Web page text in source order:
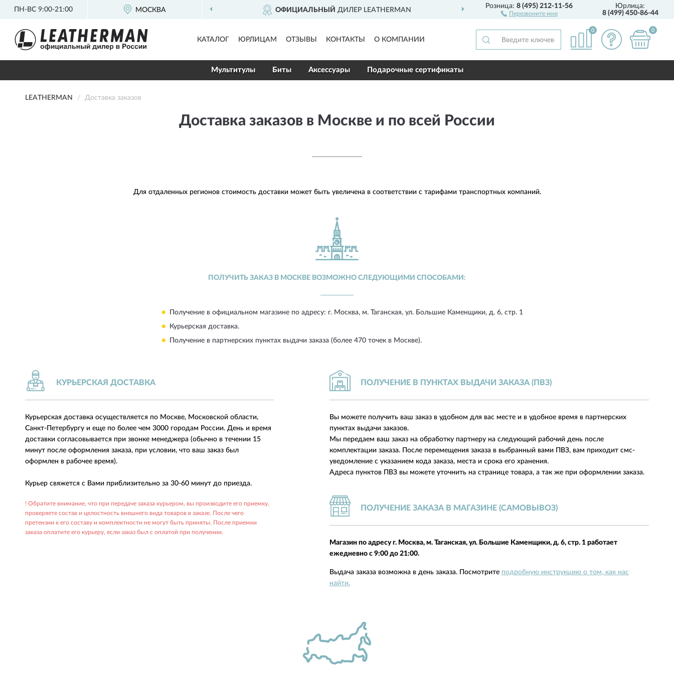
ПН-ВС 9:00-21:00 МОСКВА ОФИЦИАЛЬНЫЙ ДИЛЕР LEATHERMAN ДОСТАВИМ ПО ВСЕЙ РОССИИ
Розница:8 (495) 212-11-56
Перезвоните мне
Юрлица:
8 (499) 450-86-44
КАТАЛОГ ЮРЛИЦАМ ОТЗЫВЫ КОНТАКТЫ О КОМПАНИИ
0 0
Мультитулы Биты Аксессуары Подарочные сертификаты
LEATHERMAN Доставка заказов
Доставка заказов в Москве и по всей России
Для отдаленных регионов стоимость доставки может быть увеличена в соответствии с тарифами транспортных компаний.
ПОЛУЧИТЬ ЗАКАЗ В МОСКВЕ ВОЗМОЖНО СЛЕДУЮЩИМИ СПОСОБАМИ:
Получение в официальном магазине по адресу: г. Москва, м. Таганская, ул. Большие Каменщики, д. 6, стр. 1
Курьерская доставка.
Получение в партнерских пунктах выдачи заказа (более 470 точек в Москве).
КУРЬЕРСКАЯ ДОСТАВКА
Курьерская доставка осуществляется по Москве, Московской области,
Санкт-Петербургу и еще по более чем 3000 городам России. День и время
доставки согласовывается при звонке менеджера (обычно в течении 15
минут после оформления заказа, при условии, что ваш заказ был
оформлен в рабочее время).
Курьер свяжется с Вами приблизительно за 30-60 минут до приезда.
! Обратите внимание, что при передаче заказа курьером, вы производите его приемку,
проверяете состав и целостность внешнего вида товаров в заказе. После чего
претензии к его составу и комплектности не могут быть приняты. После приемки
заказа оплатите его курьеру, если заказ был с оплатой при получении.
ПОЛУЧЕНИЕ В ПУНКТАХ ВЫДАЧИ ЗАКАЗА (ПВЗ)
Вы можете получить ваш заказ в удобном для вас месте и в удобное время в партнерских
пунктах выдачи заказов.
Мы передаем ваш заказ на обработку партнеру на следующий рабочий день после
комплектации заказа. После перемещения заказа в выбранный вами ПВЗ, вам приходит смс-
уведомление с указанием кода заказа, места и срока его хранения.
Адреса пунктов ПВЗ вы можете уточнить на странице товара, а так же при оформлении заказа.
ПОЛУЧЕНИЕ ЗАКАЗА В МАГАЗИНЕ (САМОВЫВОЗ)
Магазин по адресу г. Москва, м. Таганская, ул. Большие Каменщики, д. 6, стр. 1 работает
ежедневно с 9:00 до 21:00.
Выдача заказа возможна в день заказа. Посмотрите подробную инструкцию о том, как нас
найти.